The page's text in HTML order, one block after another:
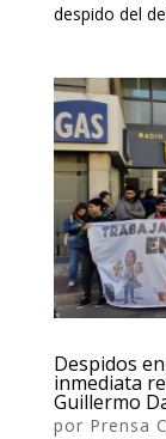
despido del
Despidos
inmediata
Guillermo
por Prensa